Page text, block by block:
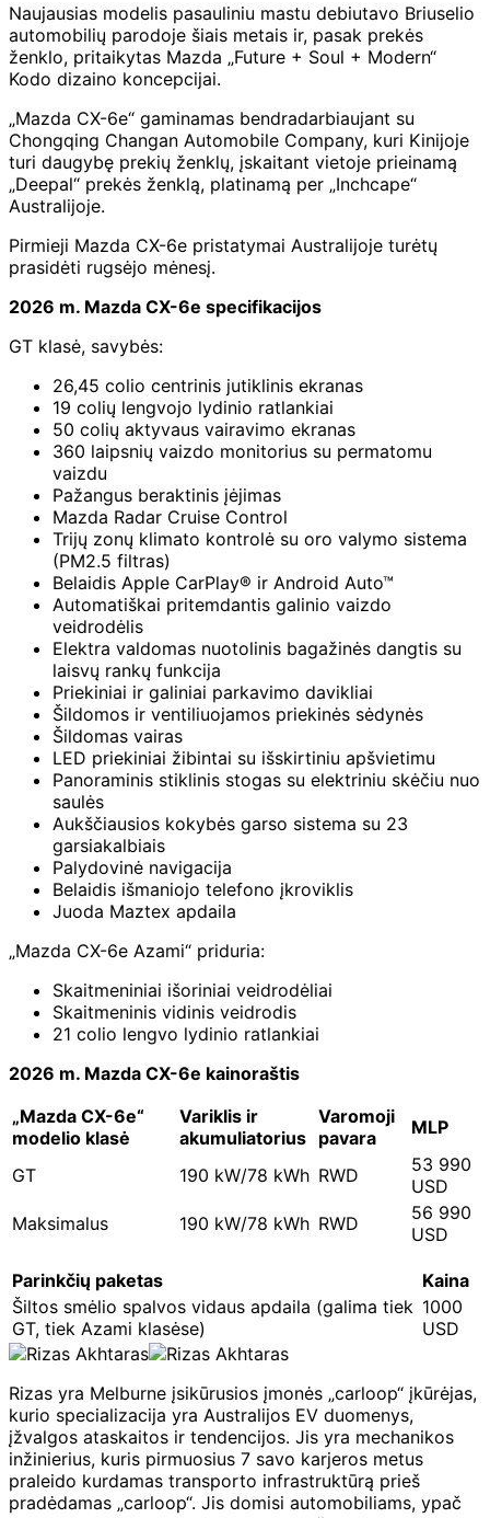
Naujausias modelis pasauliniu mastu debiutavo Briuselio
automobilių parodoje šiais metais ir, pasak prekės
ženklo, pritaikytas Mazda „Future + Soul + Modern“
Kodo dizaino koncepcijai.
„Mazda CX-6e“ gaminamas bendradarbiaujant su
Chongqing Changan Automobile Company, kuri Kinijoje
turi daugybę prekių ženklų, įskaitant vietoje prieinamą
„Deepal“ prekės ženklą, platinamą per „Inchcape“
Australijoje.
Pirmieji Mazda CX-6e pristatymai Australijoje turėtų
prasidėti rugsėjo mėnesį.
2026 m. Mazda CX-6e specifikacijos
GT klasė, savybės:
26,45 colio centrinis jutiklinis ekranas
19 colių lengvojo lydinio ratlankiai
50 colių aktyvaus vairavimo ekranas
360 laipsnių vaizdo monitorius su permatomu
vaizdu
Pažangus beraktinis įėjimas
Mazda Radar Cruise Control
Trijų zonų klimato kontrolė su oro valymo sistema
(PM2.5 filtras)
Belaidis Apple CarPlay® ir Android Auto™
Automatiškai pritemdantis galinio vaizdo
veidrodėlis
Elektra valdomas nuotolinis bagažinės dangtis su
laisvų rankų funkcija
Priekiniai ir galiniai parkavimo davikliai
Šildomos ir ventiliuojamos priekinės sėdynės
Šildomas vairas
LED priekiniai žibintai su išskirtiniu apšvietimu
Panoraminis stiklinis stogas su elektriniu skėčiu nuo
saulės
Aukščiausios kokybės garso sistema su 23
garsiakalbiais
Palydovinė navigacija
Belaidis išmaniojo telefono įkroviklis
Juoda Maztex apdaila
„Mazda CX-6e Azami“ priduria:
Skaitmeniniai išoriniai veidrodėliai
Skaitmeninis vidinis veidrodis
21 colio lengvo lydinio ratlankiai
2026 m. Mazda CX-6e kainoraštis
„Mazda CX-6e“
modelio klasė
Variklis ir
akumuliatorius
Varomoji
pavara
MLP
GT 190 kW/78 kWh RWD
53 990
USD
Maksimalus
190 kW/78 kWh RWD
56 990
USD
Parinkčių paketas
Kaina
Šiltos smėlio spalvos vidaus apdaila (galima tiek
GT, tiek Azami klasėse)
1000
USD
Rizas yra Melburne įsikūrusios įmonės „carloop“ įkūrėjas,
kurio specializacija yra Australijos EV duomenys,
įžvalgos ataskaitos ir tendencijos. Jis yra mechanikos
inžinierius, kuris pirmuosius 7 savo karjeros metus
praleido kurdamas transporto infrastruktūrą prieš
pradėdamas „carloop“. Jis domisi automobiliams, ypač